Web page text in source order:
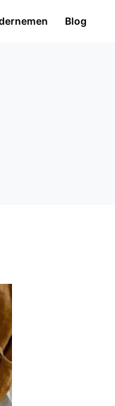
Blog